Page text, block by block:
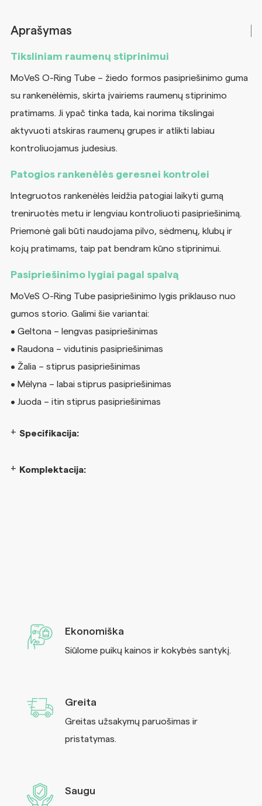
Aprašymas
Tiksliniam raumenų stiprinimui
MoVeS O-Ring Tube – žiedo formos pasipriešinimo guma
su rankenėlėmis, skirta įvairiems raumenų stiprinimo
pratimams. Ji ypač tinka tada, kai norima tikslingai
aktyvuoti atskiras raumenų grupes ir atlikti labiau
kontroliuojamus judesius.
Patogios rankenėlės geresnei kontrolei
Integruotos rankenėlės leidžia patogiai laikyti gumą
treniruotės metu ir lengviau kontroliuoti pasipriešinimą.
Priemonė gali būti naudojama pilvo, sėdmenų, klubų ir
kojų pratimams, taip pat bendram kūno stiprinimui.
Pasipriešinimo lygiai pagal spalvą
MoVeS O-Ring Tube pasipriešinimo lygis priklauso nuo
gumos storio. Galimi šie variantai:
• Geltona – lengvas pasipriešinimas
• Raudona – vidutinis pasipriešinimas
• Žalia – stiprus pasipriešinimas
• Mėlyna – labai stiprus pasipriešinimas
• Juoda – itin stiprus pasipriešinimas
Specifikacija:
Komplektacija:
Ekonomiška
Siūlome puikų kainos ir kokybės santykį.
Greita
Greitas užsakymų paruošimas ir
pristatymas.
Saugu